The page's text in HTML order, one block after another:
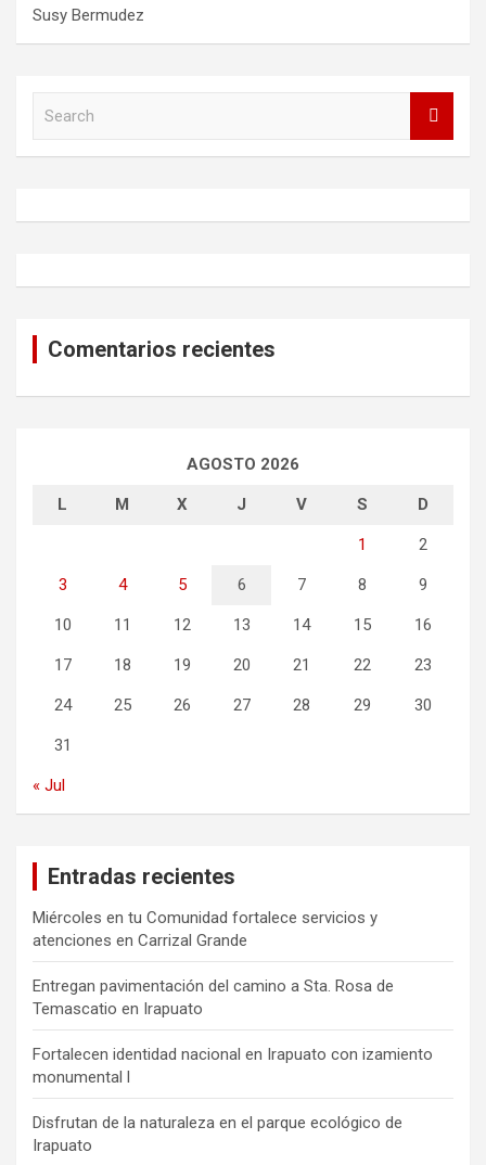
Susy Bermudez
h
Comentarios recientes
AGOSTO 2026
L M X J V S D
1 2
3 4 5 6 7 8 9
10 11 12 13 14 15 16
17 18 19 20 21 22 23
24 25 26 27 28 29 30
31
« Jul
Entradas recientes
Miércoles en tu Comunidad fortalece servicios y
atenciones en Carrizal Grande
Entregan pavimentación del camino a Sta. Rosa de
Temascatio en Irapuato
Fortalecen identidad nacional en Irapuato con izamiento
monumental l
Disfrutan de la naturaleza en el parque ecológico de
Irapuato